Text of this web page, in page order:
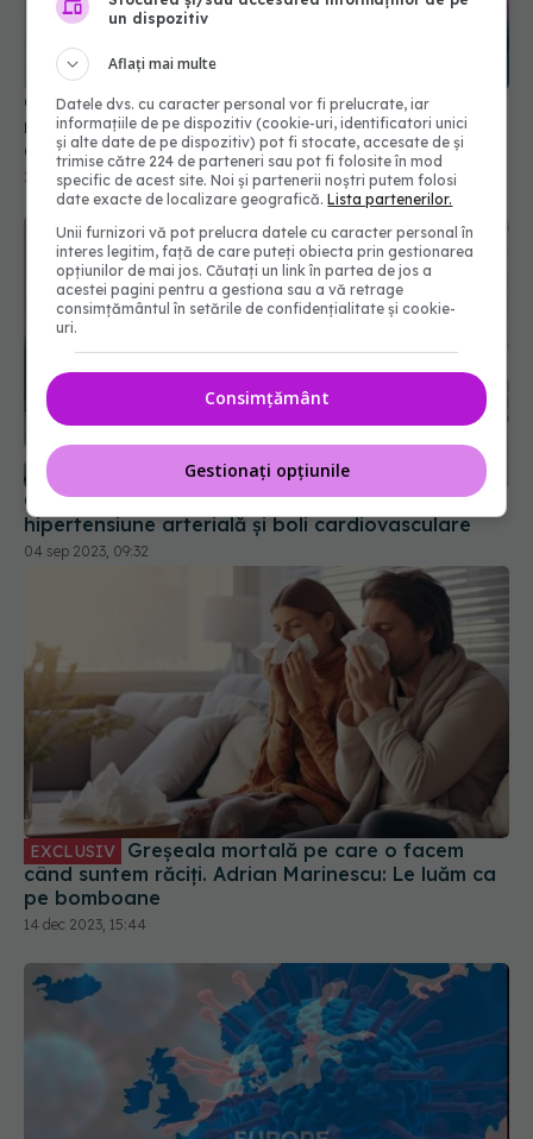
Conexiune surprinzătoare între COVID-19 și
regresia cancerului. COVID activează celulele
anti-cancer
28 noi 2024, 13:58
COVID, încă un efect negativ. Duce la
hipertensiune arterială și boli cardiovasculare
04 sep 2023, 09:32
EXCLUSIV
când suntem răciți. Adrian Marinescu: Le luăm ca
pe bomboane
14 dec 2023, 15:44
un dispozitiv
Aflați mai multe
Datele dvs. cu caracter personal vor fi prelucrate, iar
informațiile de pe dispozitiv (cookie-uri, identificatori unici
și alte date de pe dispozitiv) pot fi stocate, accesate de și
trimise către 224 de parteneri sau pot fi folosite în mod
specific de acest site. Noi și partenerii noștri putem folosi
date exacte de localizare geografică.Lista partenerilor.
Unii furnizori vă pot prelucra datele cu caracter personal în
interes legitim, față de care puteți obiecta prin gestionarea
opțiunilor de mai jos. Căutați un link în partea de jos a
acestei pagini pentru a gestiona sau a vă retrage
consimțământul în setările de confidențialitate și cookie-
uri.
Consimțământ
Gestionați opțiunile